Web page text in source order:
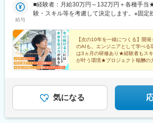
阪メトロ各線「梅田駅」より徒歩3分、JR
の好立地！(変更の範囲：上記を除く当社関
験者を想定
給与
■経験者：月給30万円～132万円＋各種手
験・スキル等を考慮して決定します。※固定
未経験者◎東京：月給26万円～＋各種手当
＋各種手当※固定残業代は、時間外労働の有
分を支給 東京：月6万2,000円～ 大阪：月
している3つの給与には固定残業代・一律住
み、各上記を超える時間外労働分は追加で支
【次の10年を一緒につくる】開
のAIも。エンジニアとして学べ
は3ヵ月の研修あり★経験者もス
が叶う環境★プロジェクト報酬の
気になる